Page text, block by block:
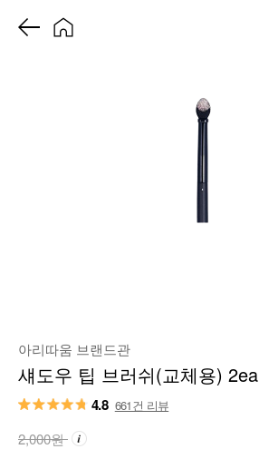
아리따움 브랜드관
섀도우 팁 브러쉬(교체용) 2ea
4.8 661건 리뷰
2,000원